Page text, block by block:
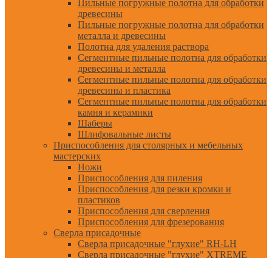
Пильные погружные полотна для обработки
древесины
Пильные погружные полотна для обработки
металла и древесины
Полотна для удаления раствора
Сегментные пильные полотна для обработки
древесины и металла
Сегментные пильные полотна для обработки
древесины и пластика
Сегментные пильные полотна для обработки
камня и керамики
Шаберы
Шлифовальные листы
Приспособления для столярных и мебельных
мастерских
Ножи
Приспособления для пиления
Приспособления для резки кромки и
пластиков
Приспособления для сверления
Приспособления для фрезерования
Сверла присадочные
Сверла присадочные "глухие" RH-LH
Сверла присадочные "глухие" XTREME